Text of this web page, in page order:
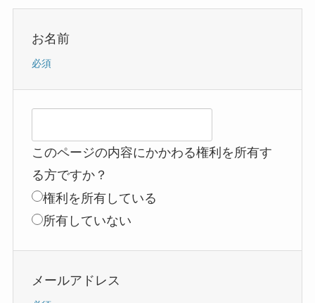
お名前
必須
このページの内容にかかわる権利を所有す
る方ですか？
権利を所有している
所有していない
メールアドレス